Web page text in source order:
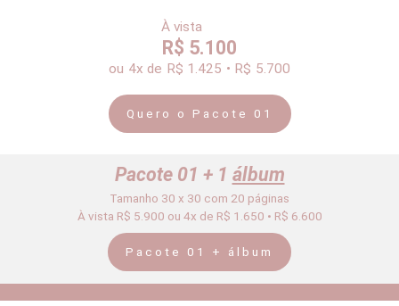
À vista
R$ 5.100
ou 4x de R$ 1.425 • R$ 5.700
Quero o Pacote 01
Pacote 01 + 1 álbum
Tamanho 30 x 30 com 20 páginas
À vista R$ 5.900 ou 4x de R$ 1.650 • R$ 6.600
Pacote 01 + álbum